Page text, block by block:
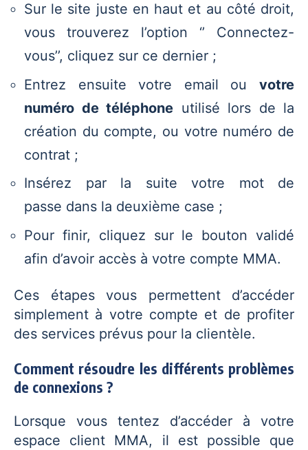
Sur le site juste en haut et au côté droit,
vous trouverez l’option ‘’ Connectez-
vous’’, cliquez sur ce dernier ;
Entrez ensuite votre email ou votre
numéro de téléphone utilisé lors de la
création du compte, ou votre numéro de
contrat ;
Insérez par la suite votre mot de
passe dans la deuxième case ;
Pour finir, cliquez sur le bouton validé
afin d’avoir accès à votre compte MMA.
Ces étapes vous permettent d’accéder
simplement à votre compte et de profiter
des services prévus pour la clientèle.
Comment résoudre les différents problèmes
de connexions ?
Lorsque vous tentez d’accéder à votre
espace client MMA, il est possible que